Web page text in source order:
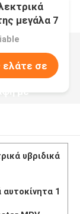
μεγάλα 7
σε
με
υβριδικά
αυτοκίνητα 1